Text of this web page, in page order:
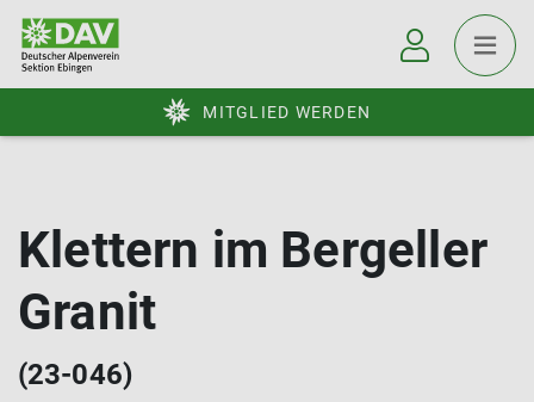
MITGLIED WERDEN
Klettern im Bergeller
Granit
(23-046)